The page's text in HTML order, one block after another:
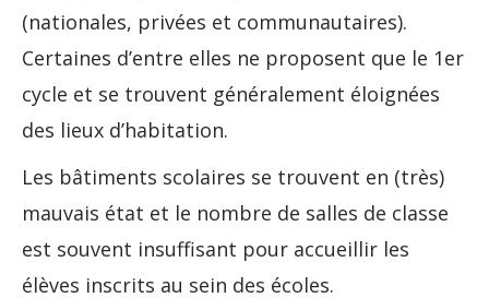
(nationales, privées et communautaires).
Certaines d’entre elles ne proposent que le 1er
cycle et se trouvent généralement éloignées
des lieux d’habitation.
Les bâtiments scolaires se trouvent en (très)
mauvais état et le nombre de salles de classe
est souvent insuffisant pour accueillir les
élèves inscrits au sein des écoles.